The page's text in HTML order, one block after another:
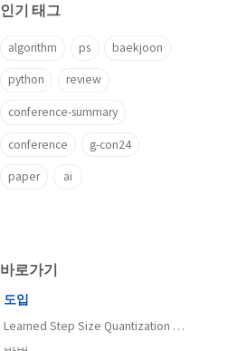
인기 태그
algorithm ps baekjoon
python review
conference-summary
conference g-con24
paper ai
바로가기
도입
Learned Step Size Quantization (LSQ)